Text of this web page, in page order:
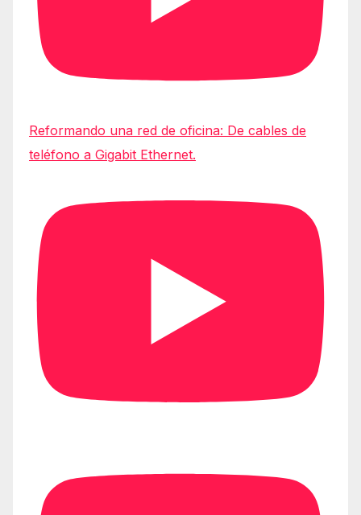
Reformando una red de oficina: De cables de
teléfono a Gigabit Ethernet.